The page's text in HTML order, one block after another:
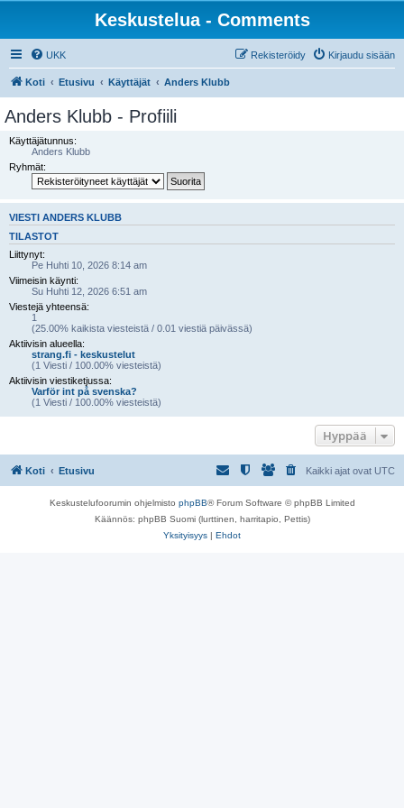
Keskustelua - Comments
UKK Kirjaudu sisään
Rekisteröidy
Koti Etusivu Käyttäjät Anders Klubb
Anders Klubb - Profiili
Käyttäjätunnus:
Anders Klubb
Ryhmät:
VIESTI ANDERS KLUBB
TILASTOT
Liittynyt:
Pe Huhti 10, 2026 8:14 am
Viimeisin käynti:
Su Huhti 12, 2026 6:51 am
Viestejä yhteensä:
1
(25.00% kaikista viesteistä / 0.01 viestiä päivässä)
Aktiivisin alueella:
strang.fi - keskustelut
(1 Viesti / 100.00% viesteistä)
Aktiivisin viestiketjussa:
Varför int på svenska?
(1 Viesti / 100.00% viesteistä)
Hyppää
Koti Etusivu Kaikki ajat ovat UTC
Keskustelufoorumin ohjelmisto phpBB® Forum Software © phpBB Limited
Käännös: phpBB Suomi (lurttinen, harritapio, Pettis)
Yksityisyys | Ehdot